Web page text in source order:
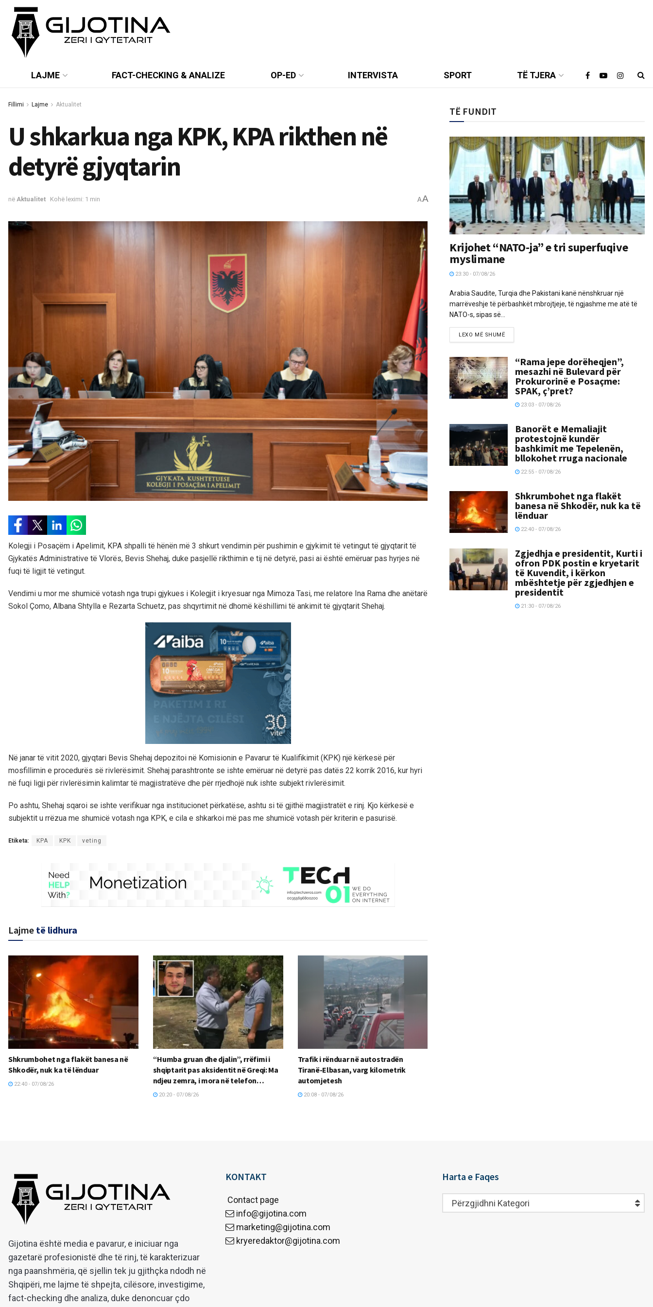
LAJME FACT-CHECKING & ANALIZE OP-ED INTERVISTA SPORT TË TJERA
Fillimi Lajme Aktualitet
U shkarkua nga KPK, KPA rikthen në
detyrë gjyqtarin
në Aktualitet Kohë leximi: 1 min AA
Kolegji i Posaçëm i Apelimit, KPA shpalli të hënën më 3 shkurt vendimin për pushimin e gjykimit të vetingut të gjyqtarit të
Gjykatës Administrative të Vlorës, Bevis Shehaj, duke pasjellë rikthimin e tij në detyrë, pasi ai është emëruar pas hyrjes në
fuqi të ligjit të vetingut.
Vendimi u mor me shumicë votash nga trupi gjykues i Kolegjit i kryesuar nga Mimoza Tasi, me relatore Ina Rama dhe anëtarë
Sokol Çomo, Albana Shtylla e Rezarta Schuetz, pas shqyrtimit në dhomë këshillimi të ankimit të gjyqtarit Shehaj.
Në janar të vitit 2020, gjyqtari Bevis Shehaj depozitoi në Komisionin e Pavarur të Kualifikimit (KPK) një kërkesë për
mosfillimin e procedurës së rivlerësimit. Shehaj parashtronte se ishte emëruar në detyrë pas datës 22 korrik 2016, kur hyri
në fuqi ligji për rivlerësimin kalimtar të magjistratëve dhe për rrjedhojë nuk ishte subjekt rivlerësimit.
Po ashtu, Shehaj sqaroi se ishte verifikuar nga institucionet përkatëse, ashtu si të gjithë magjistratët e rinj. Kjo kërkesë e
subjektit u rrëzua me shumicë votash nga KPK, e cila e shkarkoi më pas me shumicë votash për kriterin e pasurisë.
Etiketa: KPA KPK veting
Lajme të lidhura
Shkrumbohet nga flakët banesa në
Shkodër, nuk ka të lënduar
22:40 - 07/08/26
“Humba gruan dhe djalin”, rrëfimi i
shqiptarit pas aksidentit në Greqi: Ma
ndjeu zemra, i mora në telefon…
20:20 - 07/08/26
Trafik i rënduar në autostradën
Tiranë-Elbasan, varg kilometrik
automjetesh
20:08 - 07/08/26
TË FUNDIT
Krijohet “NATO-ja” e tri superfuqive
myslimane
23:30 - 07/08/26
Arabia Saudite, Turqia dhe Pakistani kanë nënshkruar një
marrëveshje të përbashkët mbrojtjeje, të ngjashme me atë të
NATO-s, sipas së...
LEXO MË SHUMË
“Rama jepe dorëheqjen”,
mesazhi në Bulevard për
Prokurorinë e Posaçme:
SPAK, ç’pret?
23:03 - 07/08/26
Banorët e Memaliajit
protestojnë kundër
bashkimit me Tepelenën,
bllokohet rruga nacionale
22:55 - 07/08/26
Shkrumbohet nga flakët
banesa në Shkodër, nuk ka të
lënduar
22:40 - 07/08/26
Zgjedhja e presidentit, Kurti i
ofron PDK postin e kryetarit
të Kuvendit, i kërkon
mbështetje për zgjedhjen e
presidentit
21:30 - 07/08/26
Gijotina është media e pavarur, e iniciuar nga
gazetarë profesionistë dhe të rinj, të karakterizuar
nga paanshmëria, që sjellin tek ju gjithçka ndodh në
Shqipëri, me lajme të shpejta, cilësore, investigime,
fact-checking dhe analiza, duke denoncuar çdo
KONTAKT
Contact page
info@gijotina.com
marketing@gijotina.com
kryeredaktor@gijotina.com
Harta e Faqes
Harta
e
Përzgjidhni Kategori